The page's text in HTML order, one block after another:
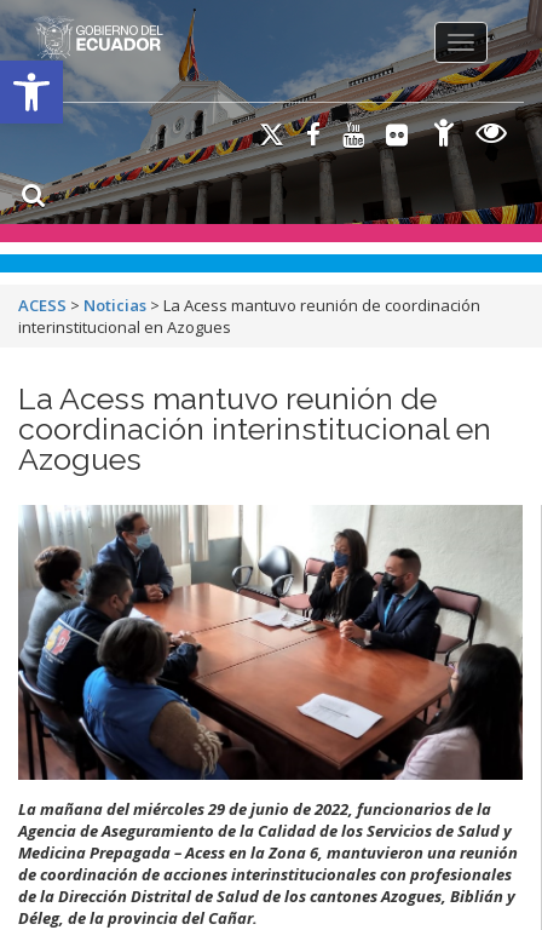
Open toolbar
Toggle
ACESS > Noticias > La Acess mantuvo reunión de coordinación
interinstitucional en Azogues
La Acess mantuvo reunión de
coordinación interinstitucional en
Azogues
La mañana del miércoles 29 de junio de 2022, funcionarios de la
Agencia de Aseguramiento de la Calidad de los Servicios de Salud y
Medicina Prepagada – Acess en la Zona 6, mantuvieron una reunión
de coordinación de acciones interinstitucionales con profesionales
de la Dirección Distrital de Salud de los cantones Azogues, Biblián y
Déleg, de la provincia del Cañar.